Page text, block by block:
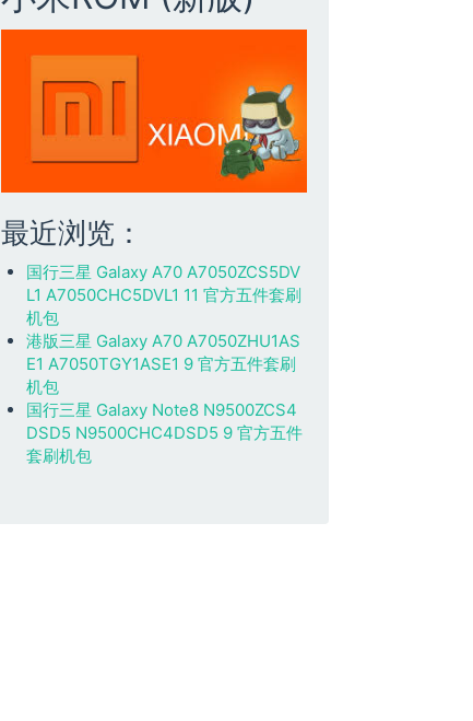
最近浏览：
国行三星 Galaxy A70 A7050ZCS5DV
L1 A7050CHC5DVL1 11 官方五件套刷
机包
港版三星 Galaxy A70 A7050ZHU1AS
E1 A7050TGY1ASE1 9 官方五件套刷
机包
国行三星 Galaxy Note8 N9500ZCS4
DSD5 N9500CHC4DSD5 9 官方五件
套刷机包